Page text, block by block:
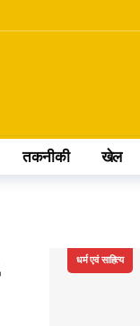
तकनीकी खेल
धर्म एवं साहित्य